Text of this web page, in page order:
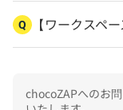
Q 【ワークスペ
chocoZAPへのお